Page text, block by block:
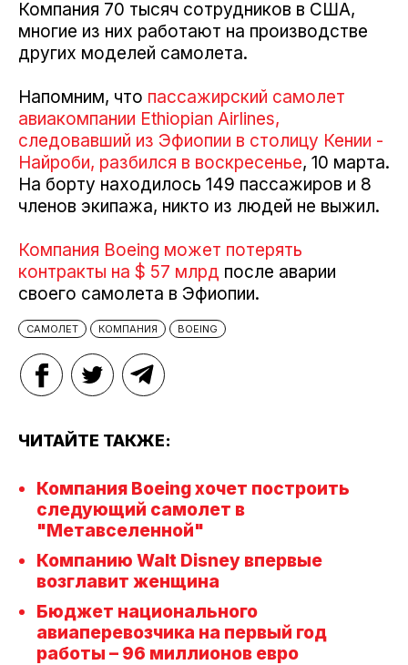
Компания 70 тысяч сотрудников в США,
многие из них работают на производстве
других моделей самолета.
Напомним, что пассажирский самолет
авиакомпании Ethiopian Airlines,
следовавший из Эфиопии в столицу Кении -
Найроби, разбился в воскресенье, 10 марта.
На борту находилось 149 пассажиров и 8
членов экипажа, никто из людей не выжил.
Компания Boeing может потерять
контракты на $ 57 млрд после аварии
своего самолета в Эфиопии.
САМОЛЕТ КОМПАНИЯ BOEING
ЧИТАЙТЕ ТАКЖЕ:
Компания Boeing хочет построить
следующий самолет в
"Метавселенной"
Компанию Walt Disney впервые
возглавит женщина
Бюджет национального
авиаперевозчика на первый год
работы – 96 миллионов евро